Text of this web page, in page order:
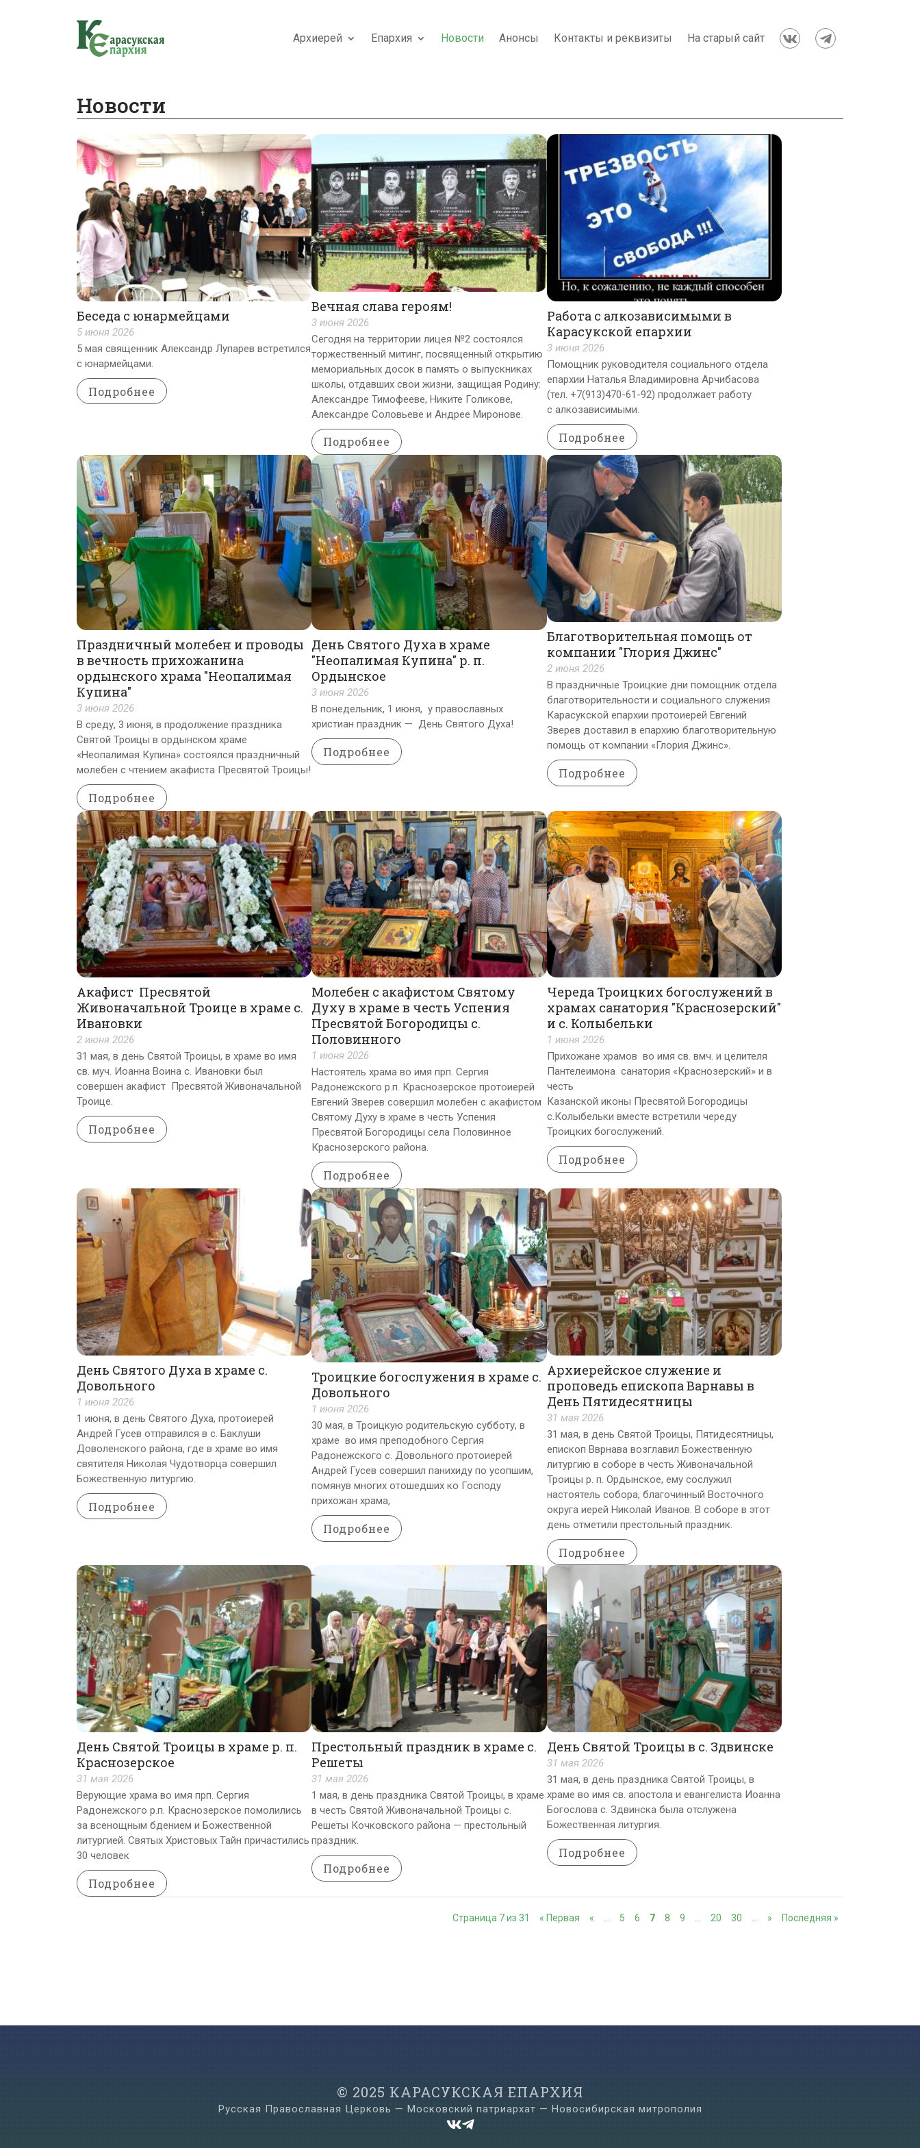
Архиерей Епархия Новости Анонсы Контакты и реквизиты На старый сайт  
Новости
Беседа с юнармейцами
5 июня 2026
5 мая священник Александр Лупарев встретился
с юнармейцами.
Подробнее
Вечная слава героям!
3 июня 2026
Сегодня на территории лицея №2 состоялся
торжественный митинг, посвященный открытию
мемориальных досок в память о выпускниках
школы, отдавших свои жизни, защищая Родину:
Александре Тимофееве, Никите Голикове,
Александре Соловьеве и Андрее Миронове.
Подробнее
Работа с алкозависимыми в
Карасукской епархии
3 июня 2026
Помощник руководителя социального отдела
епархии Наталья Владимировна Арчибасова
(тел. +7(913)470-61-92) продолжает работу
с алкозависимыми.
Подробнее
Праздничный молебен и проводы
в вечность прихожанина
ордынского храма "Неопалимая
Купина"
3 июня 2026
В среду, 3 июня, в продолжение праздника
Святой Троицы в ордынском храме
«Неопалимая Купина» состоялся праздничный
молебен с чтением акафиста Пресвятой Троицы!
Подробнее
День Святого Духа в храме
"Неопалимая Купина" р. п.
Ордынское
3 июня 2026
В понедельник, 1 июня, у православных
христиан праздник — День Святого Духа!
Подробнее
Благотворительная помощь от
компании "Глория Джинс"
2 июня 2026
В праздничные Троицкие дни помощник отдела
благотворительности и социального служения
Карасукской епархии протоиерей Евгений
Зверев доставил в епархию благотворительную
помощь от компании «Глория Джинс».
Подробнее
Акафист Пресвятой
Живоначальной Троице в храме с.
Ивановки
2 июня 2026
31 мая, в день Святой Троицы, в храме во имя
св. муч. Иоанна Воина с. Ивановки был
совершен акафист Пресвятой Живоначальной
Троице.
Подробнее
Молебен с акафистом Святому
Духу в храме в честь Успения
Пресвятой Богородицы с.
Половинного
1 июня 2026
Настоятель храма во имя прп. Сергия
Радонежского р.п. Краснозерское протоиерей
Евгений Зверев совершил молебен с акафистом
Святому Духу в храме в честь Успения
Пресвятой Богородицы села Половинное
Краснозерского района.
Подробнее
Череда Троицких богослужений в
храмах санатория "Краснозерский"
и с. Колыбельки
1 июня 2026
Прихожане храмов во имя св. вмч. и целителя
Пантелеимона санатория «Краснозерский» и в
честь
Казанской иконы Пресвятой Богородицы
с.Колыбельки вместе встретили череду
Троицких богослужений.
Подробнее
День Святого Духа в храме с.
Довольного
1 июня 2026
1 июня, в день Святого Духа, протоиерей
Андрей Гусев отправился в с. Баклуши
Доволенского района, где в храме во имя
святителя Николая Чудотворца совершил
Божественную литургию.
Подробнее
Троицкие богослужения в храме с.
Довольного
1 июня 2026
30 мая, в Троицкую родительскую субботу, в
храме во имя преподобного Сергия
Радонежского с. Довольного протоиерей
Андрей Гусев совершил панихиду по усопшим,
помянув многих отошедших ко Господу
прихожан храма,
Подробнее
Архиерейское служение и
проповедь епископа Варнавы в
День Пятидесятницы
31 мая 2026
31 мая, в день Святой Троицы, Пятидесятницы,
епископ Вврнава возглавил Божественную
литургию в соборе в честь Живоначальной
Троицы р. п. Ордынское, ему сослужил
настоятель собора, благочинный Восточного
округа иерей Николай Иванов. В соборе в этот
день отметили престольный праздник.
Подробнее
День Святой Троицы в храме р. п.
Краснозерское
31 мая 2026
Верующие храма во имя прп. Сергия
Радонежского р.п. Краснозерское помолились
за всенощным бдением и Божественной
литургией. Святых Христовых Тайн причастились
30 человек
Подробнее
Престольный праздник в храме с.
Решеты
31 мая 2026
1 мая, в день праздника Святой Троицы, в храме
в честь Святой Живоначальной Троицы с.
Решеты Кочковского района — престольный
праздник.
Подробнее
День Святой Троицы в с. Здвинске
31 мая 2026
31 мая, в день праздника Святой Троицы, в
храме во имя св. апостола и евангелиста Иоанна
Богослова с. Здвинска была отслужена
Божественная литургия.
Подробнее
Страница 7 из 31 « Первая « 5 6 7 8 9 20 30 » Последняя »
© 2025 КАРАСУКСКАЯ ЕПАРХИЯ
Русская Православная Церковь — Московский патриархат — Новосибирская митрополия
